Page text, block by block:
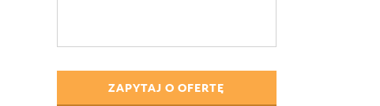
ZAPYTAJ O OFERTĘ